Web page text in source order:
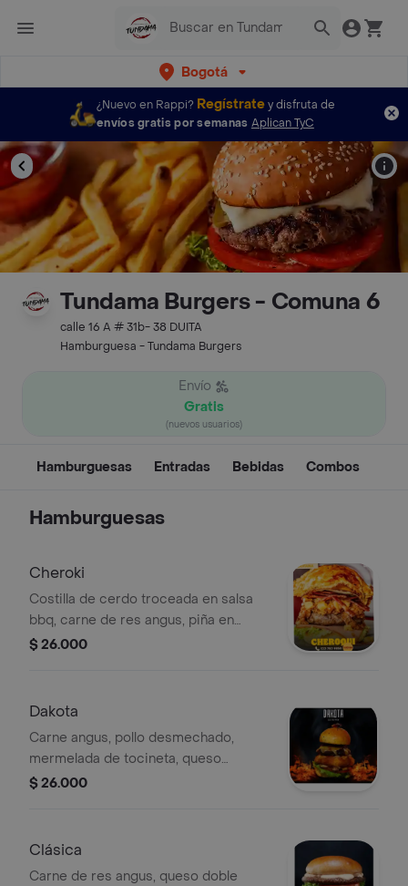
Bogotá
¿Nuevo en Rappi? Regístratey disfruta de
envíos gratis por semanas Aplican TyC
Tundama Burgers - Comuna 6
calle 16 A # 31b- 38 DUITA
Hamburguesa - Tundama Burgers
Envío
Gratis
(nuevos usuarios)
Hamburguesas Entradas Bebidas Combos
Hamburguesas
Cheroki
Costilla de cerdo troceada en salsa
bbq, carne de res angus, piña en
almíbar, tocineta, jamon, salsa
$ 26.000
Dakota
Carne angus, pollo desmechado,
mermelada de tocineta, queso
mozzarella apanado en panko, lechuga
$ 26.000
Clásica
Carne de res angus, queso doble